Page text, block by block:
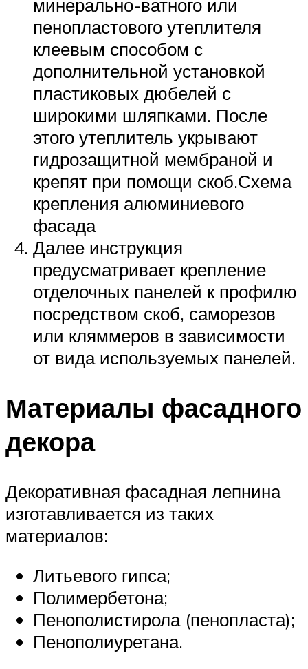
минерально-ватного или
пенопластового утеплителя
клеевым способом с
дополнительной установкой
пластиковых дюбелей с
широкими шляпками. После
этого утеплитель укрывают
гидрозащитной мембраной и
крепят при помощи скоб.Схема
крепления алюминиевого
фасада
Далее инструкция
предусматривает крепление
отделочных панелей к профилю
посредством скоб, саморезов
или кляммеров в зависимости
от вида используемых панелей.
Материалы фасадного
декора
Декоративная фасадная лепнина
изготавливается из таких
материалов:
Литьевого гипса;
Полимербетона;
Пенополистирола (пенопласта);
Пенополиуретана.